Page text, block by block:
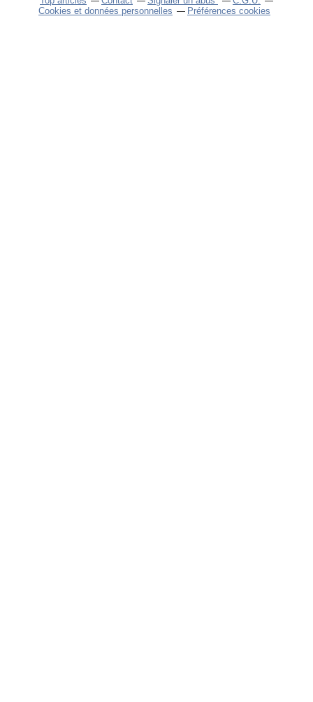
Cookies et données personnelles
Préférences cookies